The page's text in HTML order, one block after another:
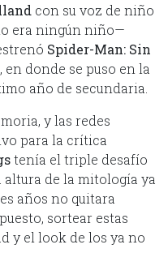
con su voz de niño
era ningún niño—
Spider-Man: Sin
en donde se puso en la
año de secundaria.
y las redes
para la crítica
tenía el triple desafío
de la mitología ya
años no quitara
sortear estas
y el look de los ya no